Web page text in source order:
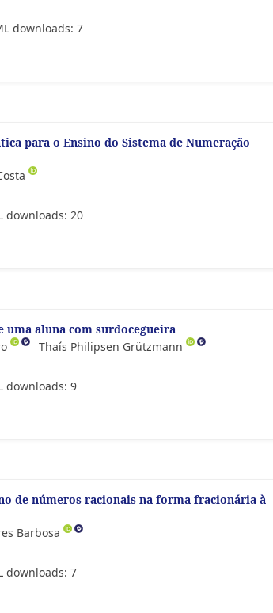
downloads: 7
para o Ensino do Sistema de Numeração
downloads: 20
uma aluna com surdocegueira
Thaís Philipsen Grützmann
downloads: 9
de números racionais na forma fracionária à
Barbosa
downloads: 7